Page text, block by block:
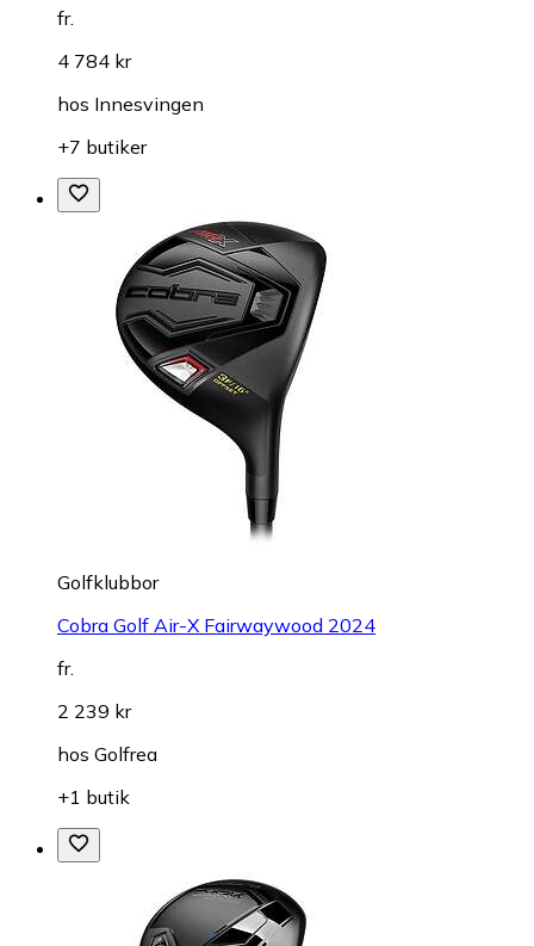
fr.
4 784 kr
hos Innesvingen
+7 butiker
Golfklubbor
Cobra Golf Air-X Fairwaywood 2024
fr.
2 239 kr
hos Golfrea
+1 butik